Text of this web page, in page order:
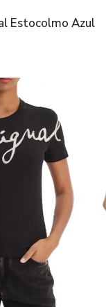
Estocolmo Azul